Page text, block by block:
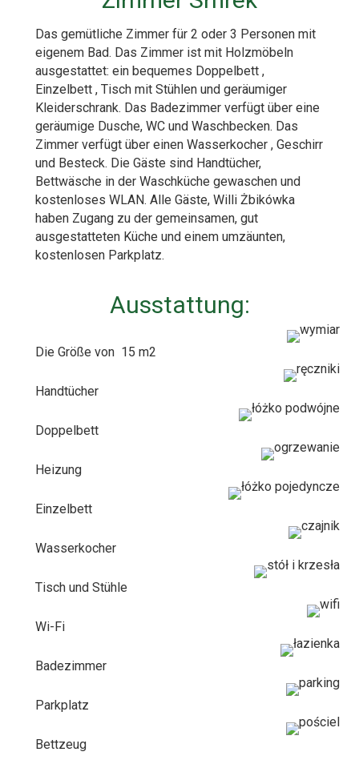
Das gemütliche Zimmer für 2 oder 3 Personen mit
eigenem Bad. Das Zimmer ist mit Holzmöbeln
ausgestattet: ein bequemes Doppelbett ,
Einzelbett , Tisch mit Stühlen und geräumiger
Kleiderschrank. Das Badezimmer verfügt über eine
geräumige Dusche, WC und Waschbecken. Das
Zimmer verfügt über einen Wasserkocher , Geschirr
und Besteck. Die Gäste sind Handtücher,
Bettwäsche in der Waschküche gewaschen und
kostenloses WLAN. Alle Gäste, Willi Żbikówka
haben Zugang zu der gemeinsamen, gut
ausgestatteten Küche und einem umzäunten,
kostenlosen Parkplatz.
Ausstattung:
Die Größe von 15 m2
Handtücher
Doppelbett
Heizung
Einzelbett
Wasserkocher
Tisch und Stühle
Wi-Fi
Badezimmer
Parkplatz
Bettzeug